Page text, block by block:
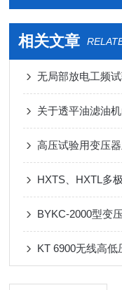
相关文章
无局部放电工频
关于透平油滤油
高压试验用变压
HXTS、HXTL多
BYKC-2000型变
KT 6900无线高